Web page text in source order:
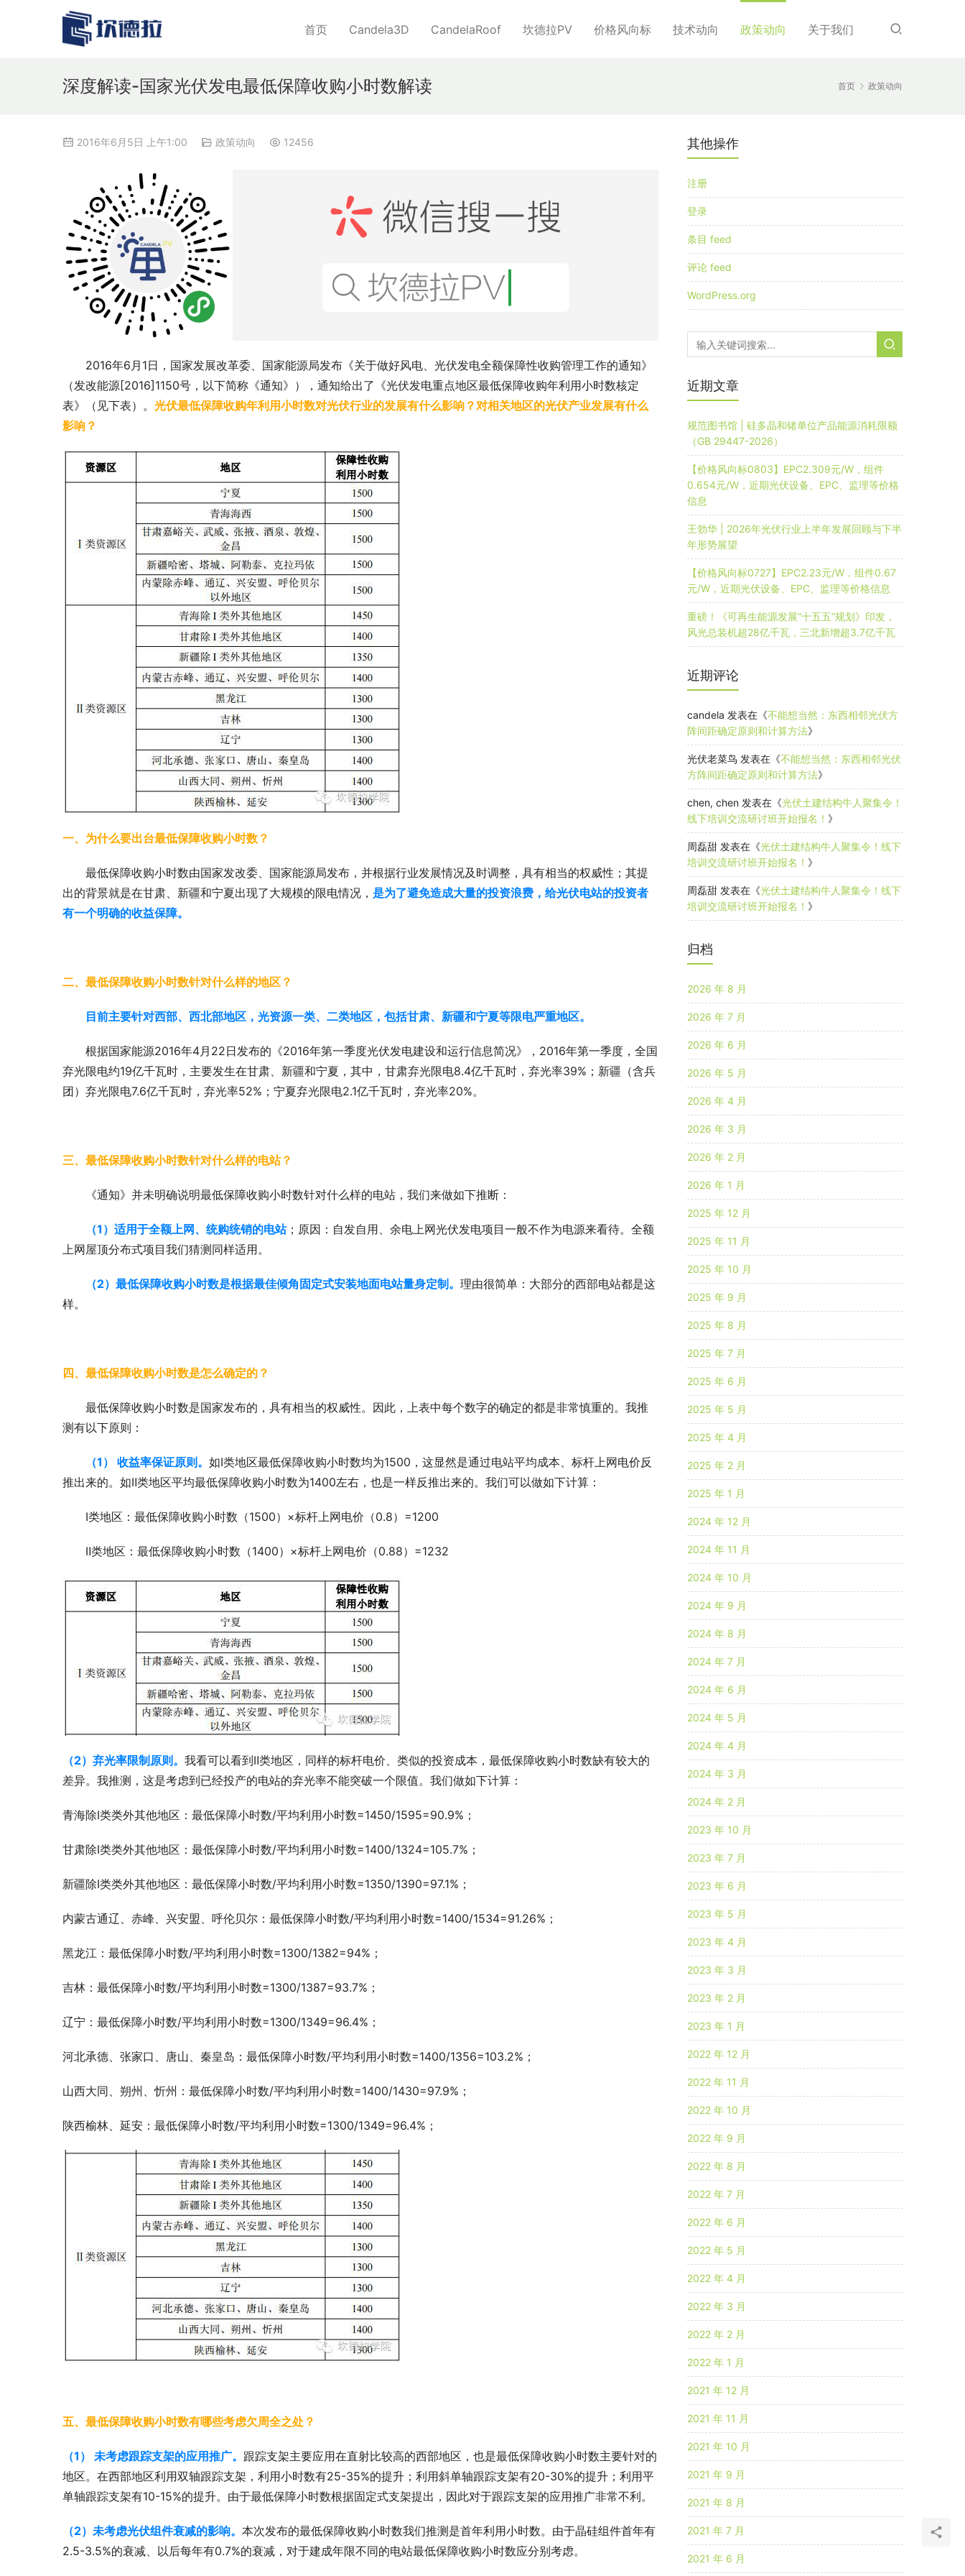
首页 Candela3D CandelaRoof 坎德拉PV 价格风向标 技术动向 政策动向 关于我们
首页 政策动向
深度解读-国家光伏发电最低保障收购小时数解读
2016年6月5日 上午1:00 政策动向 12456
2016年6月1日，国家发展改革委、国家能源局发布《关于做好风电、光伏发电全额保障性收购管理工作的通知》
（发改能源[2016]1150号，以下简称《通知》），通知给出了《光伏发电重点地区最低保障收购年利用小时数核定
表》（见下表）。 光伏最低保障收购年利用小时数对光伏行业的发展有什么影响？对相关地区的光伏产业发展有什么
影响？
一、为什么要出台最低保障收购小时数？
最低保障收购小时数由国家发改委、国家能源局发布，并根据行业发展情况及时调整，具有相当的权威性；其提
出的背景就是在甘肃、新疆和宁夏出现了大规模的限电情况， 是为了避免造成大量的投资浪费，给光伏电站的投资者
有一个明确的收益保障。
二、最低保障收购小时数针对什么样的地区？
目前主要针对西部、西北部地区，光资源一类、二类地区，包括甘肃、新疆和宁夏等限电严重地区。
根据国家能源2016年4月22日发布的《2016年第一季度光伏发电建设和运行信息简况》，2016年第一季度，全国
弃光限电约19亿千瓦时，主要发生在甘肃、新疆和宁夏，其中，甘肃弃光限电8.4亿千瓦时，弃光率39%；新疆（含兵
团）弃光限电7.6亿千瓦时，弃光率52%；宁夏弃光限电2.1亿千瓦时，弃光率20%。
三、最低保障收购小时数针对什么样的电站？
《通知》并未明确说明最低保障收购小时数针对什么样的电站，我们来做如下推断：
（1）适用于全额上网、统购统销的电站；原因：自发自用、余电上网光伏发电项目一般不作为电源来看待。全额
上网屋顶分布式项目我们猜测同样适用。
（2）最低保障收购小时数是根据最佳倾角固定式安装地面电站量身定制。 理由很简单：大部分的西部电站都是这
样。
四、最低保障收购小时数是怎么确定的？
最低保障收购小时数是国家发布的，具有相当的权威性。因此，上表中每个数字的确定的都是非常慎重的。我推
测有以下原则：
（1） 收益率保证原则。 如Ⅰ类地区最低保障收购小时数均为1500，这显然是通过电站平均成本、标杆上网电价反
推出来的。如Ⅱ类地区平均最低保障收购小时数为1400左右，也是一样反推出来的。我们可以做如下计算：
Ⅰ类地区：最低保障收购小时数（1500）×标杆上网电价（0.8）=1200
Ⅱ类地区：最低保障收购小时数（1400）×标杆上网电价（0.88）=1232
（2）弃光率限制原则。 我看可以看到Ⅱ类地区，同样的标杆电价、类似的投资成本，最低保障收购小时数缺有较大的
差异。我推测，这是考虑到已经投产的电站的弃光率不能突破一个限值。我们做如下计算：
青海除Ⅰ类类外其他地区：最低保障小时数/平均利用小时数=1450/1595=90.9%；
甘肃除Ⅰ类类外其他地区：最低保障小时数/平均利用小时数=1400/1324=105.7%；
新疆除Ⅰ类类外其他地区：最低保障小时数/平均利用小时数=1350/1390=97.1%；
内蒙古通辽、赤峰、兴安盟、呼伦贝尔：最低保障小时数/平均利用小时数=1400/1534=91.26%；
黑龙江：最低保障小时数/平均利用小时数=1300/1382=94%；
吉林：最低保障小时数/平均利用小时数=1300/1387=93.7%；
辽宁：最低保障小时数/平均利用小时数=1300/1349=96.4%；
河北承德、张家口、唐山、秦皇岛：最低保障小时数/平均利用小时数=1400/1356=103.2%；
山西大同、朔州、忻州：最低保障小时数/平均利用小时数=1400/1430=97.9%；
陕西榆林、延安：最低保障小时数/平均利用小时数=1300/1349=96.4%；
五、最低保障收购小时数有哪些考虑欠周全之处？
（1） 未考虑跟踪支架的应用推广。 跟踪支架主要应用在直射比较高的西部地区，也是最低保障收购小时数主要针对的
地区。在西部地区利用双轴跟踪支架，利用小时数有25-35%的提升；利用斜单轴跟踪支架有20-30%的提升；利用平
单轴跟踪支架有10-15%的提升。由于最低保障小时数根据固定式支架提出，因此对于跟踪支架的应用推广非常不利。
（2）未考虑光伏组件衰减的影响。 本次发布的最低保障收购小时数我们推测是首年利用小时数。由于晶硅组件首年有
2.5-3.5%的衰减、以后每年有0.7%的衰减，对于建成年限不同的电站最低保障收购小时数应分别考虑。
其他操作
注册
登录
条目 feed
评论 feed
WordPress.org
近期文章
规范图书馆 | 硅多晶和锗单位产品能源消耗限额
（GB 29447-2026）
【价格风向标0803】EPC2.309元/W，组件
0.654元/W，近期光伏设备、EPC、监理等价格
信息
王勃华 | 2026年光伏行业上半年发展回顾与下半
年形势展望
【价格风向标0727】EPC2.23元/W，组件0.67
元/W，近期光伏设备、EPC、监理等价格信息
重磅！《可再生能源发展“十五五”规划》印发，
风光总装机超28亿千瓦，三北新增超3.7亿千瓦
近期评论
candela 发表在《不能想当然：东西相邻光伏方
阵间距确定原则和计算方法》
光伏老菜鸟 发表在《不能想当然：东西相邻光伏
方阵间距确定原则和计算方法》
chen, chen 发表在《光伏土建结构牛人聚集令！
线下培训交流研讨班开始报名！ 》
周磊甜 发表在《光伏土建结构牛人聚集令！线下
培训交流研讨班开始报名！ 》
周磊甜 发表在《光伏土建结构牛人聚集令！线下
培训交流研讨班开始报名！ 》
归档
2026 年 8 月
2026 年 7 月
2026 年 6 月
2026 年 5 月
2026 年 4 月
2026 年 3 月
2026 年 2 月
2026 年 1 月
2025 年 12 月
2025 年 11 月
2025 年 10 月
2025 年 9 月
2025 年 8 月
2025 年 7 月
2025 年 6 月
2025 年 5 月
2025 年 4 月
2025 年 2 月
2025 年 1 月
2024 年 12 月
2024 年 11 月
2024 年 10 月
2024 年 9 月
2024 年 8 月
2024 年 7 月
2024 年 6 月
2024 年 5 月
2024 年 4 月
2024 年 3 月
2024 年 2 月
2023 年 10 月
2023 年 7 月
2023 年 6 月
2023 年 5 月
2023 年 4 月
2023 年 3 月
2023 年 2 月
2023 年 1 月
2022 年 12 月
2022 年 11 月
2022 年 10 月
2022 年 9 月
2022 年 8 月
2022 年 7 月
2022 年 6 月
2022 年 5 月
2022 年 4 月
2022 年 3 月
2022 年 2 月
2022 年 1 月
2021 年 12 月
2021 年 11 月
2021 年 10 月
2021 年 9 月
2021 年 8 月
2021 年 7 月
2021 年 6 月